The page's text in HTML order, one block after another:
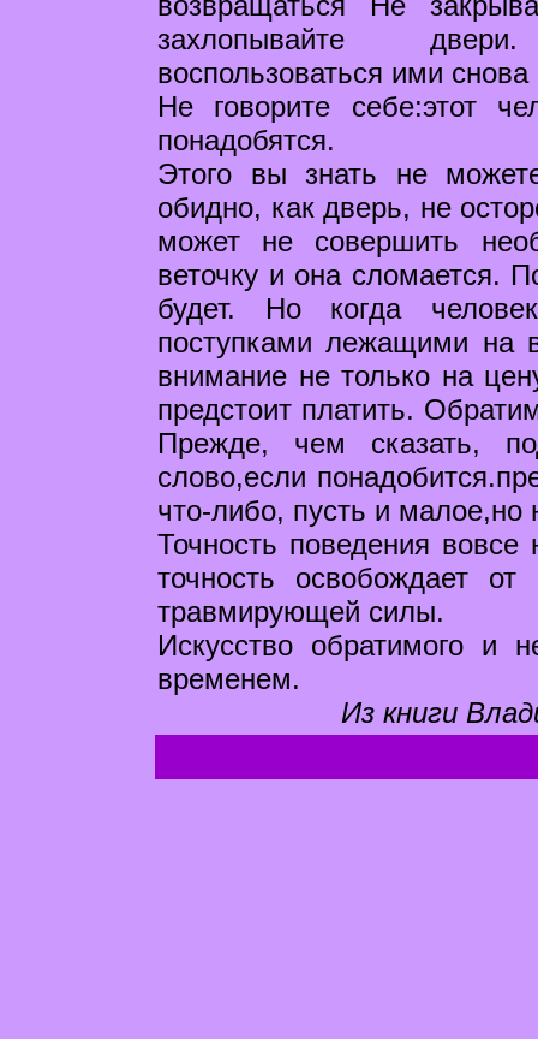
захлопывайте
воспользоваться ими
Не говорите себе:этот
понадобятся.
Этого вы знать не
обидно, как дверь, не
может не совершить
веточку и она сломается.
будет. Но когда
поступками лежащими на
внимание не только на
предстоит платить.
Прежде, чем сказать,
слово,если
что-либо, пусть и малое,но
Точность поведения
точность освобождает
травмирующей силы.
Искусство обратимого и
временем.
Из книги